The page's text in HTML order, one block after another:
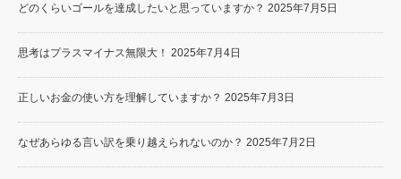
どのくらいゴールを達成したいと思っていますか？ 2025年7月5日
思考はプラスマイナス無限大！ 2025年7月4日
正しいお金の使い方を理解していますか？ 2025年7月3日
なぜあらゆる言い訳を乗り越えられないのか？ 2025年7月2日